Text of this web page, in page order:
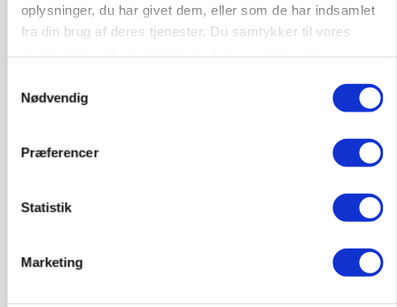
oplysninger, du har givet dem, eller som de har indsamlet
fra din brug af deres tjenester. Du samtykker til vores
Nødvendig
Præferencer
Statistik
Marketing
Folketinget behandler ny gødskningslov: Sådan
kan den ændre din bedrift fra 2027
KVÆG